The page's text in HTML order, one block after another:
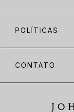
POLÍTICAS
CONTATO